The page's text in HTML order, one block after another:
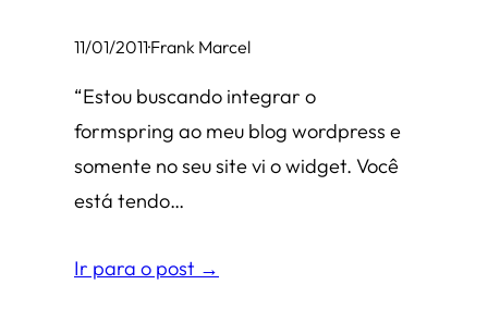
11/01/2011·Frank Marcel
“Estou buscando integrar o
formspring ao meu blog wordpress e
somente no seu site vi o widget. Você
está tendo…
Ir para o post →